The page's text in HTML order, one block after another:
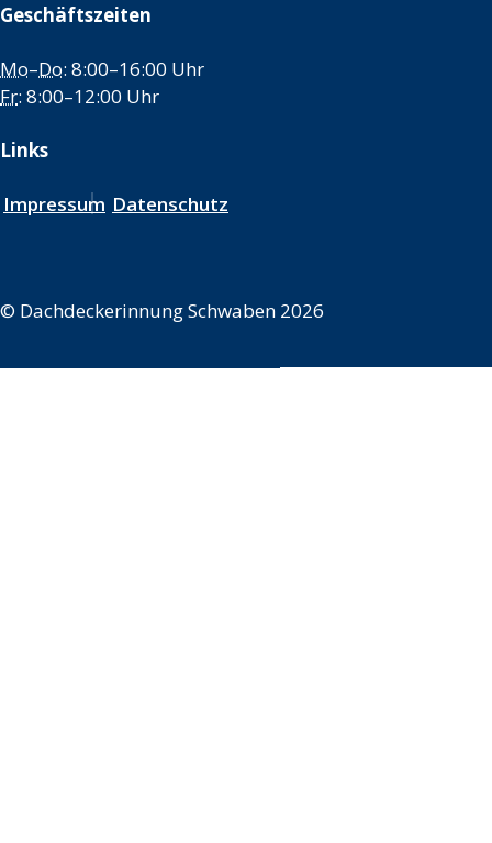
Geschäftszeiten
Mo–Do: 8:00–16:00 Uhr
Fr: 8:00–12:00 Uhr
Links
Impressum Datenschutz
© Dachdeckerinnung Schwaben 2026